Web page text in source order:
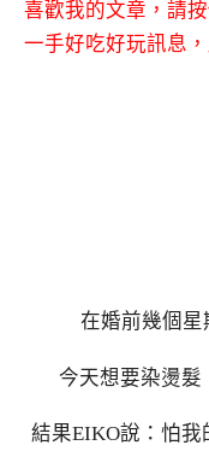
喜歡我的文章，請
一手好吃好玩訊息
在婚前幾個星
今天想要染燙髮
結果EIKO說：怕